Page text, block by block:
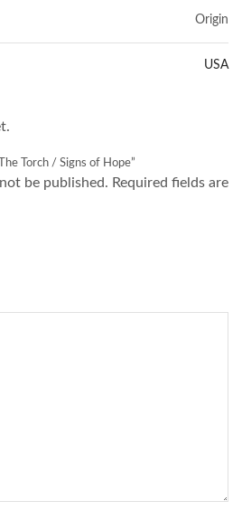
Origin
USA
Torch / Signs of Hope”
be published. Required fields are